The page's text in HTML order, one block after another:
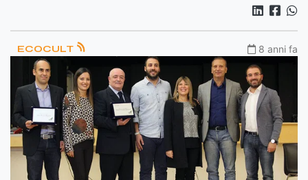
ECOCULT 8 anni fa